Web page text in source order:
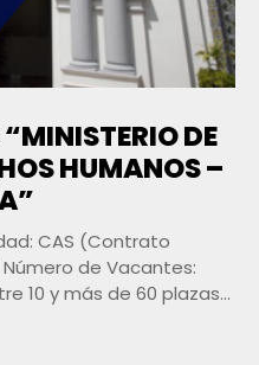
DE
HUMANOS –
CAS (Contrato
de Vacantes:
10 y más de 60 plazas